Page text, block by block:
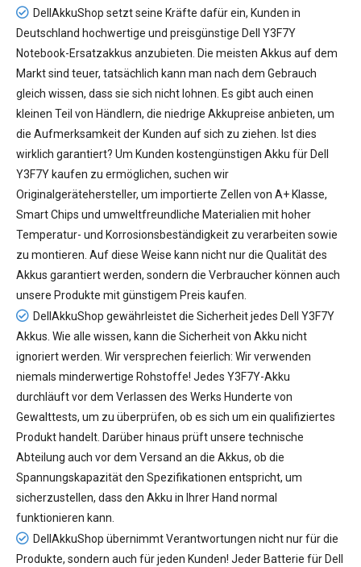
DellAkkuShop setzt seine Kräfte dafür ein, Kunden in
Deutschland hochwertige und preisgünstige Dell Y3F7Y
Notebook-Ersatzakkus anzubieten. Die meisten Akkus auf dem
Markt sind teuer, tatsächlich kann man nach dem Gebrauch
gleich wissen, dass sie sich nicht lohnen. Es gibt auch einen
kleinen Teil von Händlern, die niedrige Akkupreise anbieten, um
die Aufmerksamkeit der Kunden auf sich zu ziehen. Ist dies
wirklich garantiert? Um Kunden kostengünstigen Akku für Dell
Y3F7Y kaufen zu ermöglichen, suchen wir
Originalgerätehersteller, um importierte Zellen von A+ Klasse,
Smart Chips und umweltfreundliche Materialien mit hoher
Temperatur- und Korrosionsbeständigkeit zu verarbeiten sowie
zu montieren. Auf diese Weise kann nicht nur die Qualität des
Akkus garantiert werden, sondern die Verbraucher können auch
unsere Produkte mit günstigem Preis kaufen.
DellAkkuShop gewährleistet die Sicherheit jedes Dell Y3F7Y
Akkus . Wie alle wissen, kann die Sicherheit von Akku nicht
ignoriert werden. Wir versprechen feierlich: Wir verwenden
niemals minderwertige Rohstoffe! Jedes Y3F7Y-Akku
durchläuft vor dem Verlassen des Werks Hunderte von
Gewalttests, um zu überprüfen, ob es sich um ein qualifiziertes
Produkt handelt. Darüber hinaus prüft unsere technische
Abteilung auch vor dem Versand an die Akkus, ob die
Spannungskapazität den Spezifikationen entspricht, um
sicherzustellen, dass den Akku in Ihrer Hand normal
funktionieren kann.
DellAkkuShop übernimmt Verantwortungen nicht nur für die
Produkte, sondern auch für jeden Kunden! Jeder Batterie für Dell